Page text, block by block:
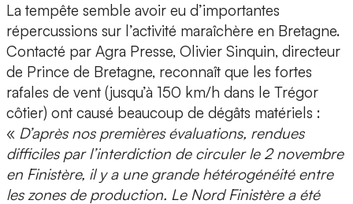
La tempête semble avoir eu d’importantes
répercussions sur l’activité maraîchère en Bretagne.
Contacté par Agra Presse, Olivier Sinquin, directeur
de Prince de Bretagne, reconnaît que les fortes
rafales de vent (jusqu’à 150 km/h dans le Trégor
côtier) ont causé beaucoup de dégâts matériels :
« D’après nos premières évaluations, rendues
difficiles par l’interdiction de circuler le 2 novembre
en Finistère, il y a une grande hétérogénéité entre
les zones de production. Le Nord Finistère a été